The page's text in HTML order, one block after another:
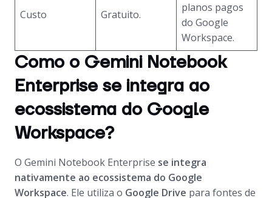
Custo Gratuito.
planos pagos
do Google
Workspace.
Como o Gemini Notebook
Enterprise se integra ao
ecossistema do Google
Workspace?
O Gemini Notebook Enterprise se integra
nativamente ao ecossistema do Google
Workspace. Ele utiliza o Google Drive para fontes de